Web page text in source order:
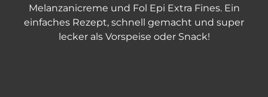
Melanzanicreme und Fol Epi Extra Fines. Ein
einfaches Rezept, schnell gemacht und super
lecker als Vorspeise oder Snack!